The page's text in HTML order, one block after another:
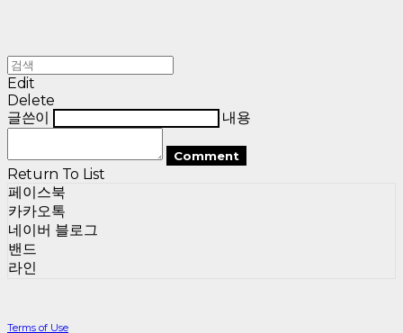
Edit
Delete
글쓴이
내용
Comment
Return To List
페이스북
카카오톡
네이버 블로그
밴드
라인
Terms of Use